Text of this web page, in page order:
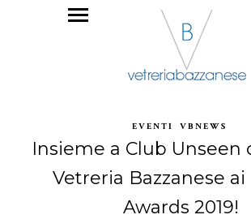
EVENTI VBNEWS
Insieme a Club Unseen
Vetreria Bazzanese
Awards 2019!